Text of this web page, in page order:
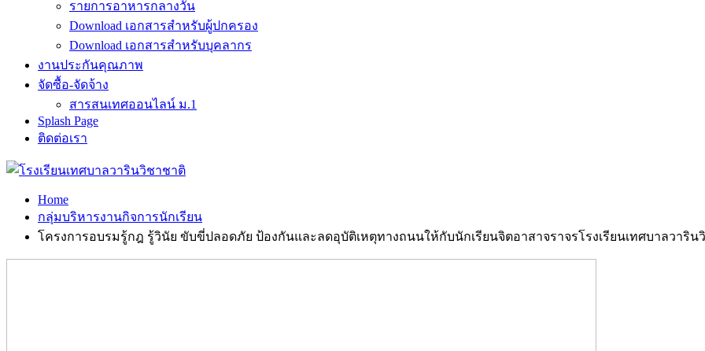
รายการอาหารกลางวัน
Download เอกสารสำหรับผู้ปกครอง
Download เอกสารสำหรับบุคลากร
งานประกันคุณภาพ
จัดซื้อ-จัดจ้าง
สารสนเทศออนไลน์ ม.1
Splash Page
ติดต่อเรา
Home
กลุ่มบริหารงานกิจการนักเรียน
โครงการอบรมรู้กฎ รู้วินัย ขับขี่ปลอดภัย ป้องกันและลดอุบัติเหตุทางถนนให้กับนักเรียนจิตอาสาจราจรโรงเรียนเทศบาลวาริน